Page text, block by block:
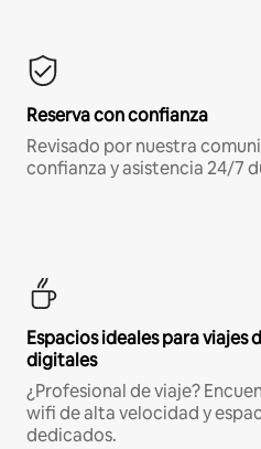
Reserva con confianza
Revisado por nuestra
confianza y asistencia 24/7
Espacios ideales para viajes
digitales
¿Profesional de viaje?
wifi de alta velocidad y
dedicados.